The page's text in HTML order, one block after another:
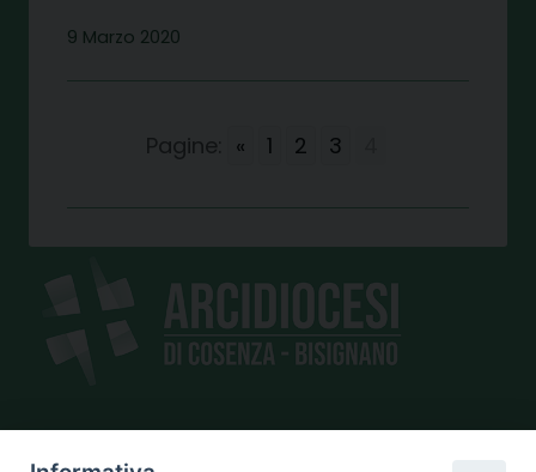
9 Marzo 2020
Pagine: « 1 2 3